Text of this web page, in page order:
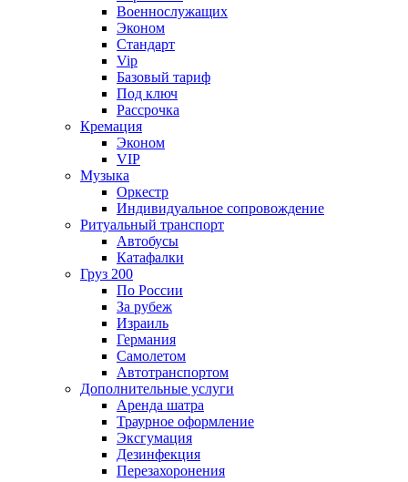
Военнослужащих
Эконом
Стандарт
Vip
Базовый тариф
Под ключ
Рассрочка
Кремация
Эконом
VIP
Музыка
Оркестр
Индивидуальное сопровождение
Ритуальный транспорт
Автобусы
Катафалки
Груз 200
По России
За рубеж
Израиль
Германия
Самолетом
Автотранспортом
Дополнительные услуги
Аренда шатра
Траурное оформление
Эксгумация
Дезинфекция
Перезахоронения